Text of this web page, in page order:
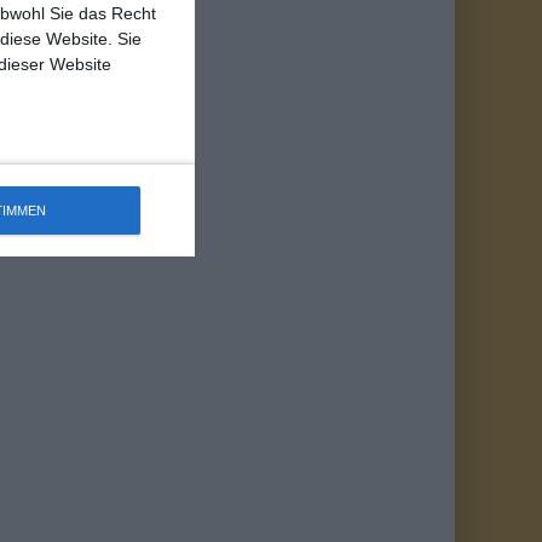
Sie das Recht
Website. Sie
Website